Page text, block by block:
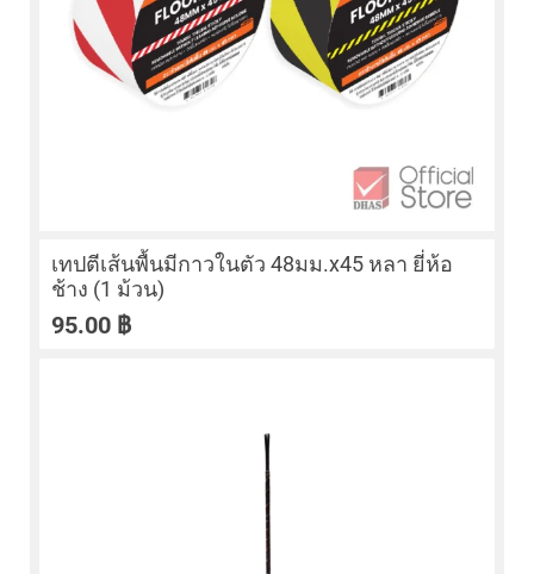
เทปตีเส้นพื้นมีกาวในตัว 48มม.x45 หลา ยี่ห้อ
ช้าง (1 ม้วน)
95.00 ฿